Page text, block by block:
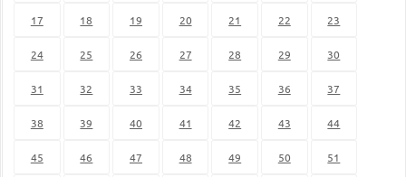
17 18 19 20 21 22 23
24 25 26 27 28 29 30
31 32 33 34 35 36 37
38 39 40 41 42 43 44
45 46 47 48 49 50 51